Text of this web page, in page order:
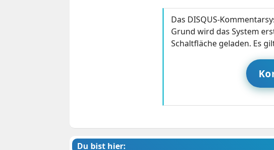
Das DISQUS-
Grund wird das System
Schaltfläche geladen. Es
Du bist hier: